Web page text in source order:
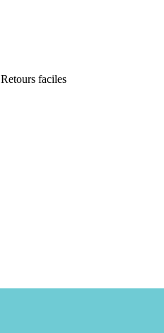
Retours faciles